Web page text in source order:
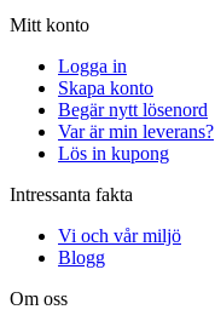
Mitt konto
Logga in
Skapa konto
Begär nytt lösenord
Var är min leverans?
Lös in kupong
Intressanta fakta
Vi och vår miljö
Blogg
Om oss